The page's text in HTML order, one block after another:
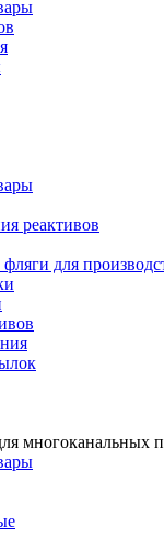
реактивов
для
многоканальных